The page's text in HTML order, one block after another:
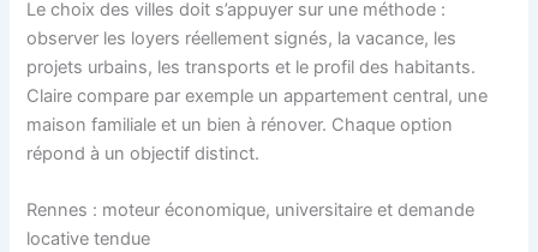
Le choix des villes doit s’appuyer sur une méthode :
observer les loyers réellement signés, la vacance, les
projets urbains, les transports et le profil des habitants.
Claire compare par exemple un appartement central, une
maison familiale et un bien à rénover. Chaque option
répond à un objectif distinct.
Rennes : moteur économique, universitaire et demande
locative tendue